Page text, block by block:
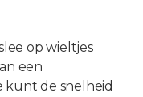
op wieltjes
een
kunt de snelheid